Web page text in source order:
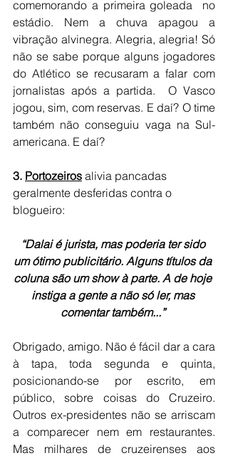
comemorando a primeira goleada  no
estádio. Nem a chuva apagou a
vibração alvinegra. Alegria, alegria! Só
não se sabe porque alguns jogadores
do Atlético se recusaram a falar com
jornalistas após a partida.  O Vasco
jogou, sim, com reservas. E daí? O time
também não conseguiu vaga na Sul-
americana. E daí?
3. Portozeiros alivia pancadas
geralmente desferidas contra o
blogueiro:
“Dalai é jurista, mas poderia ter sido
um ótimo publicitário. Alguns títulos da
coluna são um show à parte. A de hoje
instiga a gente a não só ler, mas
comentar também...”
Obrigado, amigo. Não é fácil dar a cara
à tapa, toda segunda e quinta,
posicionando-se por escrito, em
público, sobre coisas do Cruzeiro.
Outros ex-presidentes não se arriscam
a comparecer nem em restaurantes.
Mas milhares de cruzeirenses aos